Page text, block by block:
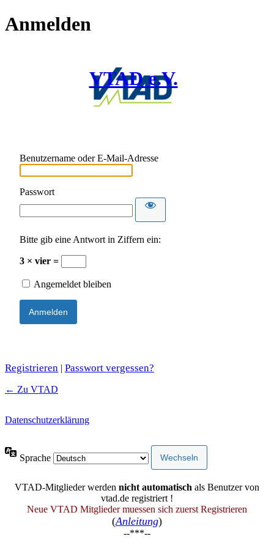
Anmelden
VTAD e.V.
Benutzername oder E-Mail-Adresse
Passwort
Bitte gib eine Antwort in Ziffern ein:
3 × vier =
Angemeldet bleiben
Registrieren | Passwort vergessen?
← Zu VTAD
Datenschutzerklärung
Sprache
VTAD-Mitglieder werden nicht automatisch als Benutzer von
vtad.de registriert !
Neue VTAD Mitglieder muessen sich zuerst Registrieren
(Anleitung)
--***--